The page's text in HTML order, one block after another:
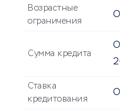
Возрастные
ограничения
Сумма кредита
Ставка
кредитования